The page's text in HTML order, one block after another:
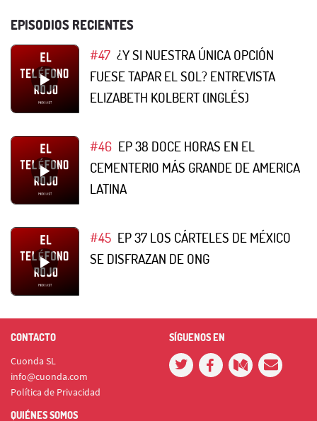
EPISODIOS RECIENTES
#47 ¿Y SI NUESTRA ÚNICA OPCIÓN
FUESE TAPAR EL SOL? ENTREVISTA
ELIZABETH KOLBERT (INGLÉS)
#46 EP 38 DOCE HORAS EN EL
CEMENTERIO MÁS GRANDE DE AMERICA
LATINA
#45 EP 37 LOS CÁRTELES DE MÉXICO
SE DISFRAZAN DE ONG
CONTACTO
Cuonda SL
info@cuonda.com
Política de Privacidad
SÍGUENOS EN
QUIÉNES SOMOS